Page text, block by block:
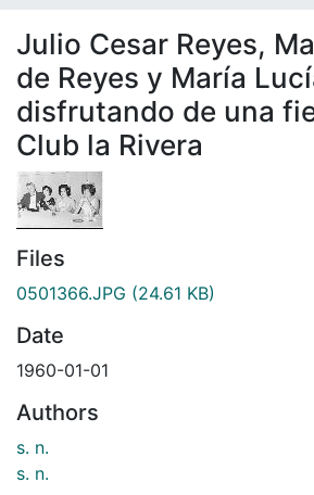
Julio Cesar Reyes,
de Reyes y María
disfrutando de una
Club la Rivera
Files
0501366.JPG (24.61 KB)
Date
1960-01-01
Authors
s. n.
s. n.